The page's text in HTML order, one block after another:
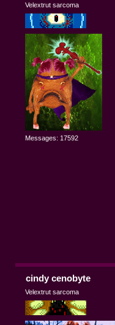
Velextrut sarcoma
Messages: 17592
cindy cenobyte
Velextrut sarcoma